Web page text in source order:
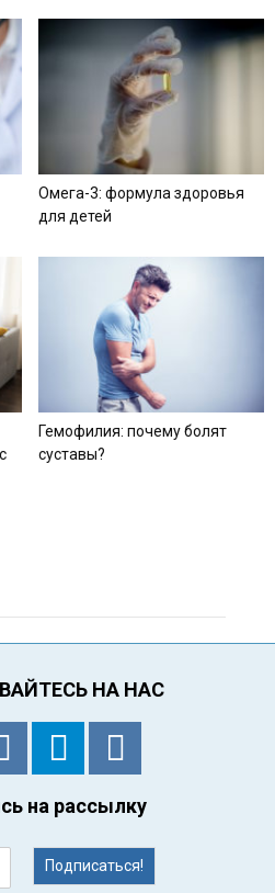
Омега-3: формула здоровья
для детей
Гемофилия: почему болят
суставы?
НА НАС
на рассылку
Подписаться!